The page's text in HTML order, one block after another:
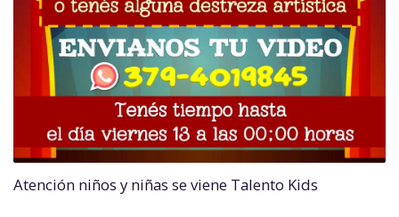
Atención niños y niñas se viene Talento Kids